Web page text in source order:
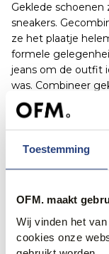
Toestemming
OFM. maakt
Wij vinden het
cookies onze
Geklede
sneakers.
ze het plaatje
formele
jeans om de outfit
was. Combineer
riem voor een
Herenschoenen in
merken en in
nog opzoek naar
een late vakantie
kortingen op de
Online
makkelijk en snel